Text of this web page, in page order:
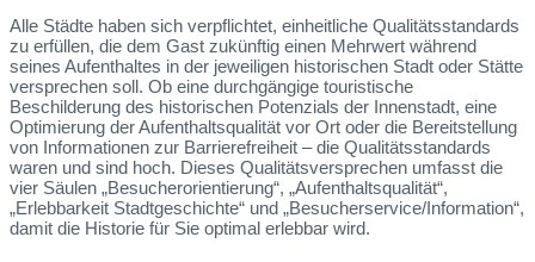
Alle Städte haben sich verpflichtet, einheitliche Qualitätsstandards
zu erfüllen, die dem Gast zukünftig einen Mehrwert während
seines Aufenthaltes in der jeweiligen historischen Stadt oder Stätte
versprechen soll. Ob eine durchgängige touristische
Beschilderung des historischen Potenzials der Innenstadt, eine
Optimierung der Aufenthaltsqualität vor Ort oder die Bereitstellung
von Informationen zur Barrierefreiheit – die Qualitätsstandards
waren und sind hoch. Dieses Qualitätsversprechen umfasst die
vier Säulen „Besucherorientierung“, „Aufenthaltsqualität“,
„Erlebbarkeit Stadtgeschichte“ und „Besucherservice/Information“,
damit die Historie für Sie optimal erlebbar wird.